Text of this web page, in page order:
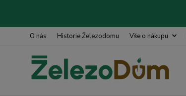
O nás Historie Železodomu Vše o nákupu